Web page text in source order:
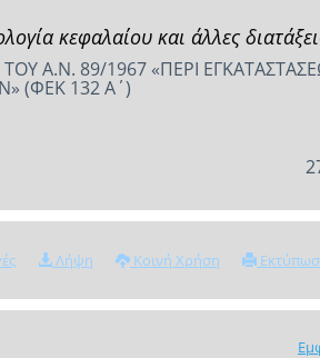
κεφαλαίου και άλλες
Α.Ν. 89/1967 «ΠΕΡΙ
(ΦΕΚ 132 Α΄)
Λήψη Κοινή Χρήση